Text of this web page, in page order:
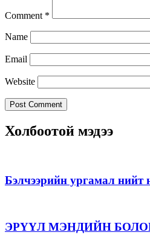
Comment *
Name
Email
Website
Холбоотой мэдээ
Бэлчээрийн ургамал
ЭРҮҮЛ МЭНДИЙН